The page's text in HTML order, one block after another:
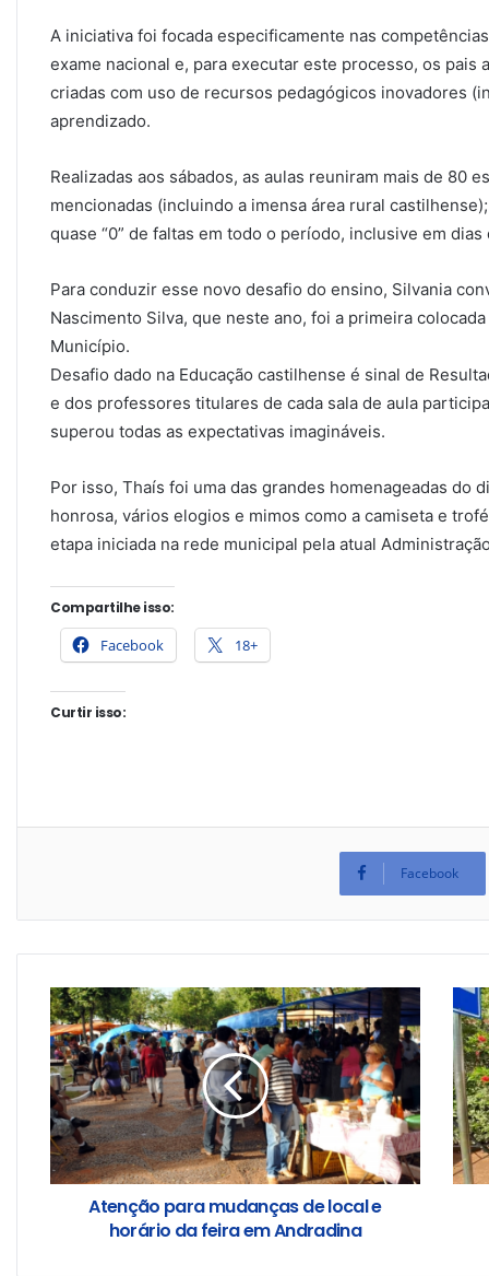
A iniciativa foi focada especificamente nas
exame nacional e, para executar este processo, os pais
criadas com uso de recursos pedagógicos inovadores
aprendizado.
Realizadas aos sábados, as aulas reuniram mais de 80
mencionadas (incluindo a imensa área rural
quase “0” de faltas em todo o período, inclusive em dias
Para conduzir esse novo desafio do ensino, Silvania
Nascimento Silva, que neste ano, foi a primeira
Município.
Desafio dado na Educação castilhense é sinal de
e dos professores titulares de cada sala de aula
superou todas as expectativas imagináveis.
Por isso, Thaís foi uma das grandes homenageadas do
honrosa, vários elogios e mimos como a camiseta e
etapa iniciada na rede municipal pela atual
Compartilhe isso:
Facebook 18+
Curtir isso:
Facebook
Atenção para mudanças de local e
horário da feira em Andradina